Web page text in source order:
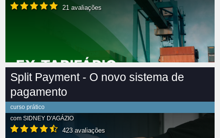
21 avaliações
Split Payment - O novo sistema de
pagamento
curso prático
com SIDNEY D'AGÁZIO
423 avaliações